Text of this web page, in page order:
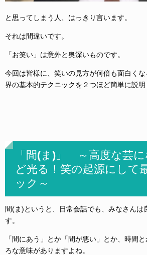
と思ってしまう人、はっきり言います。
それは間違いです。
「お笑い」は意外と奥深いものです。
今回は皆様に、笑いの見方が何倍も面白く
界の基本的テクニックを２つほど簡単に説明
「間(ま)」 ～高度な芸
ど光る！笑の起源にして
ック～
間(ま)というと、日常会話でも、みなさんは
す。
「間にあう」とか「間が悪い」とか、時間
ろな意味がありますよね。